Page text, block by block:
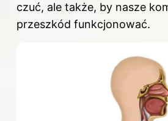
czuć, ale także, by nasze
przeszkód funkcjonować.